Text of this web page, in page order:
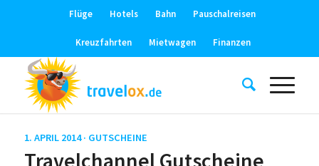
Flüge Hotels Bahn Pauschalreisen
Kreuzfahrten Mietwagen Finanzen
1. APRIL 2014 · GUTSCHEINE
Travelchannel Gutscheine